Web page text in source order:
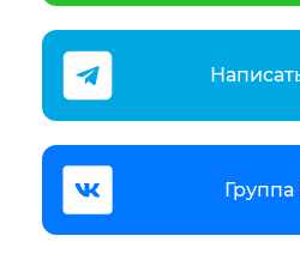
Группа